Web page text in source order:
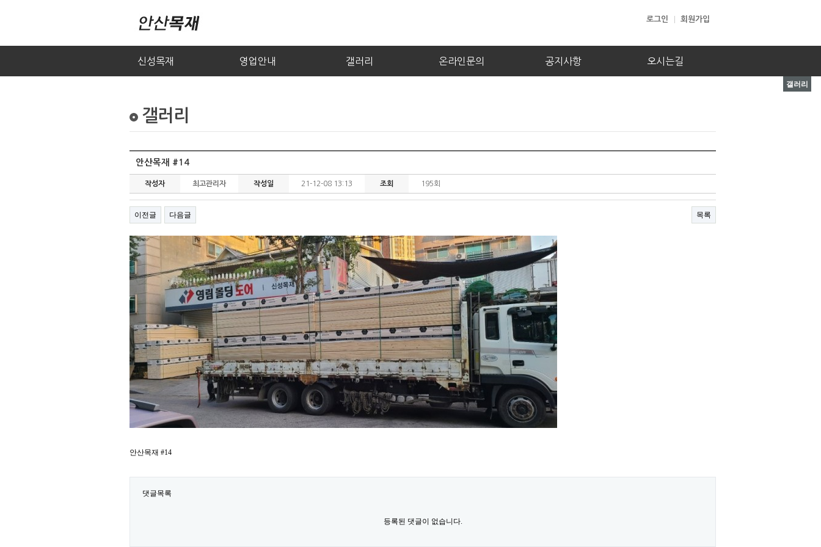
로그인 회원가입
신성목재 영업안내 갤러리 온라인문의 공지사항 오시는길
갤러리
갤러리
안산목재 #14
작성자 최고관리자 작성일 21-12-08 13:13 조회 195회
이전글 다음글 목록
안산목재 #14
댓글목록
등록된 댓글이 없습니다.